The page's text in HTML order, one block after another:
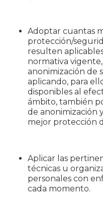
Adoptar cuantas
protección/
resulten
normativa
anonimización de
aplicando, para
disponibles al
ámbito, también
de anonimización
mejor protección
Aplicar las
técnicas u
personales con
cada momento.